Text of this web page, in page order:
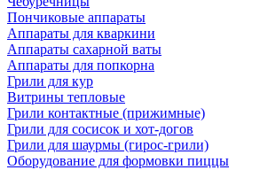
Пончиковые аппараты
Аппараты для кваркини
Аппараты сахарной ваты
Аппараты для попкорна
Грили для кур
Витрины тепловые
Грили контактные (прижимные)
Грили для сосисок и хот-догов
Грили для шаурмы (гирос-грили)
Оборудование для формовки пиццы